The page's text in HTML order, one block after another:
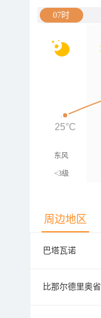
07时
东风
<3级
25°C
周边地区
巴塔瓦诺
比那尔德里奥省